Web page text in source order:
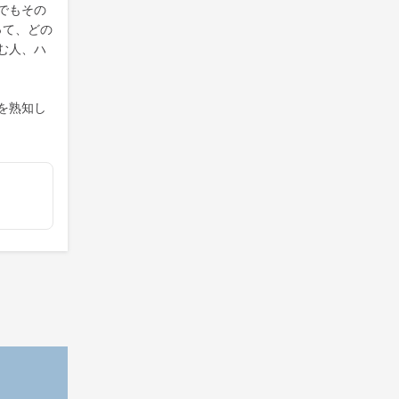
もその
、どの
人、ハ
熟知し